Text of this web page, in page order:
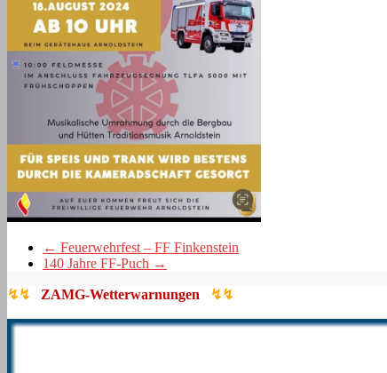
← Feuerwehrfest – FF Finkenstein
140 Jahre FF-Puch →
↯↯ ZAMG-Wetterwarnungen ↯↯